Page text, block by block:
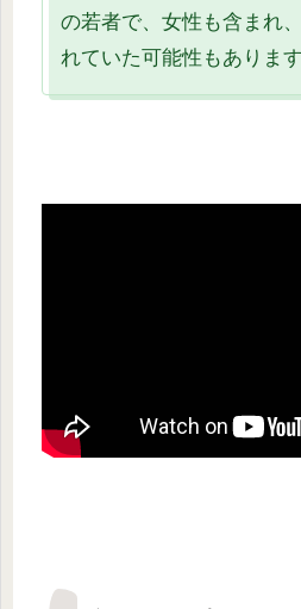
の若者で、女性も含まれ
れていた可能性もあります